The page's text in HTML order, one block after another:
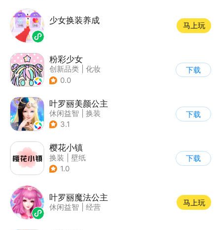
少女换装养成
马上玩
粉彩少女
创新品类
化妆
| 女性向
0.0
下载
叶罗丽美颜公主
休闲益智
换装
| 动漫改编
3.1
下载
樱花小镇
换装
壁纸
1.0
下载
叶罗丽魔法公主
休闲益智 经营
马上玩